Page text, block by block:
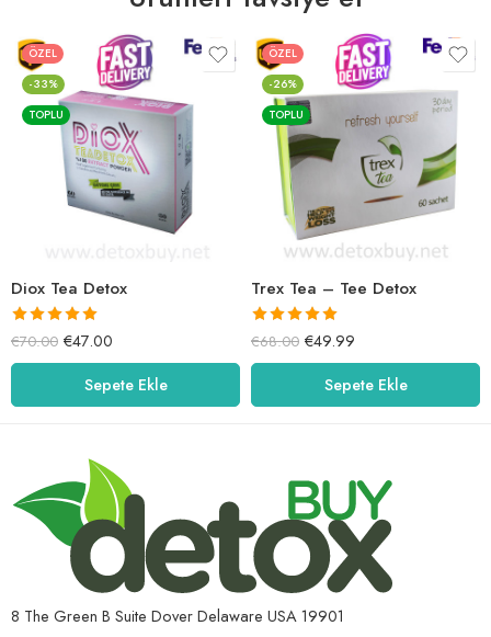
ÖZEL
-33%
TOPLU
Diox Tea Detox
5 üzerinden
5.00oy aldı
€70.00 €47.00
Sepete Ekle
ÖZEL
-26%
TOPLU
Trex Tea – Tee Detox
5 üzerinden
5.00oy aldı
€68.00 €49.99
Sepete Ekle
8 The Green B Suite Dover Delaware USA 19901